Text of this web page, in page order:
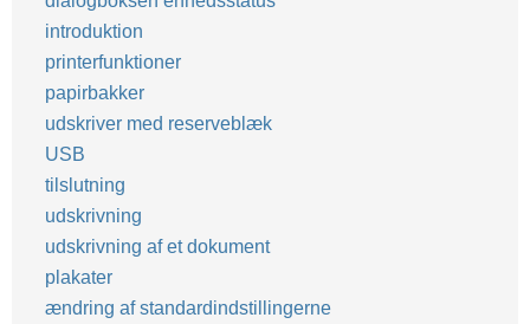
introduktion
printerfunktioner
papirbakker
udskriver med reserveblæk
USB
tilslutning
udskrivning
udskrivning af et dokument
plakater
ændring af standardindstillingerne